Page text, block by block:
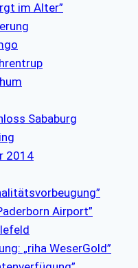
im Alter”
Sababurg
2014
Airport”
„riha WeserGold”